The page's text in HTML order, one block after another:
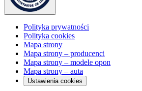
Polityka prywatności
Polityka cookies
Mapa strony
Mapa strony – producenci
Mapa strony – modele opon
Mapa strony – auta
Ustawienia cookies